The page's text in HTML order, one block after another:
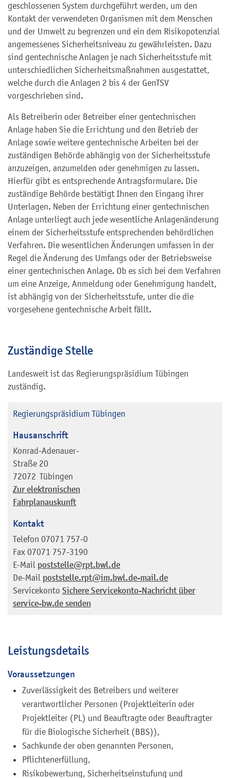
geschlossenen System durchgeführt werden, um den
Kontakt der verwendeten Organismen mit dem Menschen
und der Umwelt zu begrenzen und ein dem Risikopotenzial
angemessenes Sicherheitsniveau zu gewährleisten. Dazu
sind gentechnische Anlagen je nach Sicherheitsstufe mit
unterschiedlichen Sicherheitsmaßnahmen ausgestattet,
welche durch die Anlagen 2 bis 4 der GenTSV
vorgeschrieben sind.
Als Betreiberin oder Betreiber einer gentechnischen
Anlage haben Sie die Errichtung und den Betrieb der
Anlage sowie weitere gentechnische Arbeiten bei der
zuständigen Behörde abhängig von der Sicherheitsstufe
anzuzeigen, anzumelden oder genehmigen zu lassen.
Hierfür gibt es entsprechende Antragsformulare. Die
zuständige Behörde bestätigt Ihnen den Eingang ihrer
Unterlagen. Neben der Errichtung einer gentechnischen
Anlage unterliegt auch jede wesentliche Anlagenänderung
einem der Sicherheitsstufe entsprechenden behördlichen
Verfahren. Die wesentlichen Änderungen umfassen in der
Regel die Änderung des Umfangs oder der Betriebsweise
einer gentechnischen Anlage. Ob es sich bei dem Verfahren
um eine Anzeige, Anmeldung oder Genehmigung handelt,
ist abhängig von der Sicherheitsstufe, unter die die
vorgesehene gentechnische Arbeit fällt.
Zuständige Stelle
Landesweit ist das Regierungspräsidium Tübingen
zuständig.
Regierungspräsidium Tübingen
Hausanschrift
Konrad-Adenauer-
Straße 20
72072 Tübingen
Zur elektronischen
Fahrplanauskunft
Kontakt
Telefon 07071 757-0
Fax 07071 757-3190
E-Mail poststelle@rpt.bwl.de
De-Mail poststelle.rpt@im.bwl.de-mail.de
Servicekonto Sichere Servicekonto-Nachricht über
service-bw.de senden
Leistungsdetails
Voraussetzungen
Zuverlässigkeit des Betreibers und weiterer
verantwortlicher Personen (Projektleiterin oder
Projektleiter (PL) und Beauftragte oder Beauftragter
für die Biologische Sicherheit (BBS)),
Sachkunde der oben genannten Personen,
Pflichtenerfüllung,
Risikobewertung, Sicherheitseinstufung und